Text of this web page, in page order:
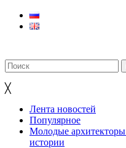
╳
Лента новостей
Популярное
Молодые архитекторы
истории